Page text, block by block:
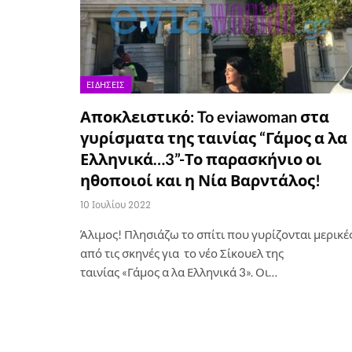
ΕΙΔΉΣΕΙΣ
Αποκλειστικό: To eviawoman στα
γυρίσματα της ταινίας “Γάμος α λα
Ελληνικά…3”-Το παρασκήνιο οι
ηθοποιοί και η Νία Βαρντάλος!
10 Ιουλίου 2022
Άλιμος! Πλησιάζω το σπίτι που γυρίζονται
από τις σκηνές για το νέο Σίκουελ της
ταινίας «Γάμος α λα Ελληνικά 3». Οι…